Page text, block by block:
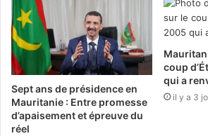
Sept ans de présidence en
Mauritanie : Entre promesse
d’apaisement et épreuve du
réel
coup
qui a
il y a 3